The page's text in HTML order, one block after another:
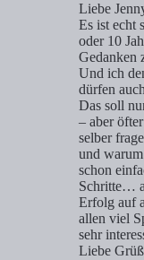
Liebe
Es ist echt
oder 10
Gedanken
Und ich
dürfen
Das soll
– aber
selber
und
schon
Schritte…
Erfolg auf
allen viel
sehr
Liebe